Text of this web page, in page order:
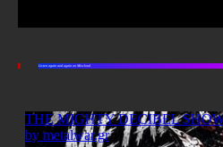
Listen again and again on Mixcloud